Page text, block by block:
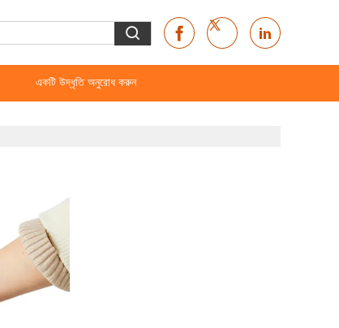
একটি উদ্ধৃতি অনুরোধ করুন